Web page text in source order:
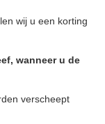
wij u een korting
wanneer u de
verscheept